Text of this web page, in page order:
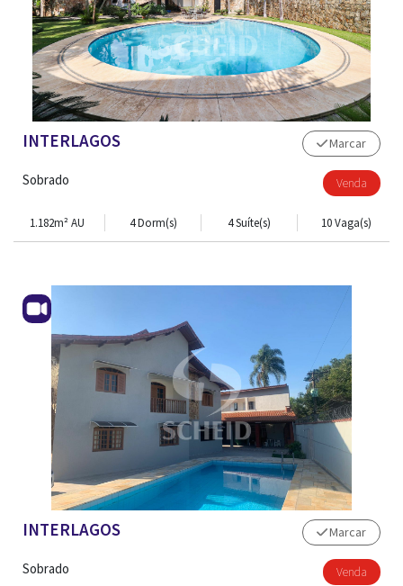
INTERLAGOS
Sobrado
Marcar
Venda
1.182m² AU 4 Dorm(s) 4 Suíte(s) 10 Vaga(s)
INTERLAGOS
Sobrado
Marcar
Venda